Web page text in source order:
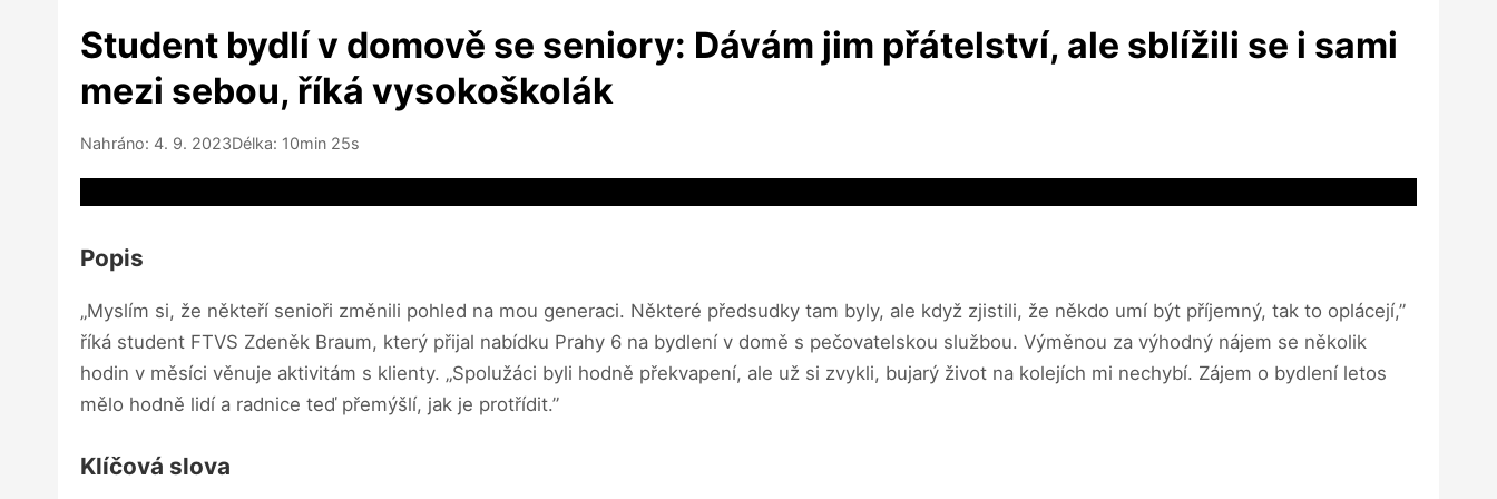
Student bydlí v domově se seniory: Dávám jim přátelství, ale sblížili se i sami
mezi sebou, říká vysokoškolák
Nahráno: 4. 9. 2023Délka: 10min 25s
Popis
„Myslím si, že někteří senioři změnili pohled na mou generaci. Některé předsudky tam byly, ale když zjistili, že někdo umí být příjemný, tak to oplácejí,”
říká student FTVS Zdeněk Braum, který přijal nabídku Prahy 6 na bydlení v domě s pečovatelskou službou. Výměnou za výhodný nájem se několik
hodin v měsíci věnuje aktivitám s klienty. „Spolužáci byli hodně překvapení, ale už si zvykli, bujarý život na kolejích mi nechybí. Zájem o bydlení letos
mělo hodně lidí a radnice teď přemýšlí, jak je protřídit.”
Klíčová slova